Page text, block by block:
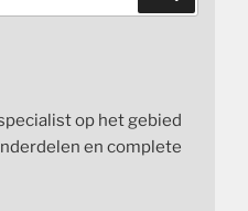
op het gebied
en complete